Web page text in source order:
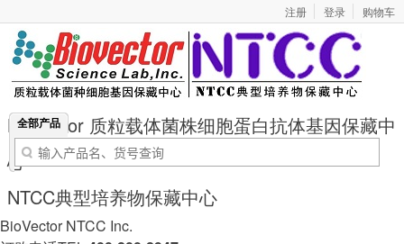
注册 登录 购物车
BioVector 质粒载体菌株细胞蛋白抗体基因保藏中
心
NTCC典型培养物保藏中心
全部产品
BioVector NTCC Inc.